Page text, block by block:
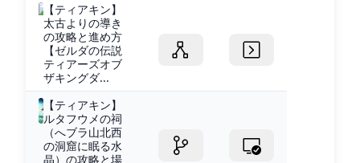
【ティアキン】
太古よりの導き
の攻略と進め方
【ゼルダの伝説
ティアーズオブ
ザキングダ...
【ティアキン】
ルタフウメの祠
（へブラ山北西
の洞窟に眠る水
晶）の攻略と場